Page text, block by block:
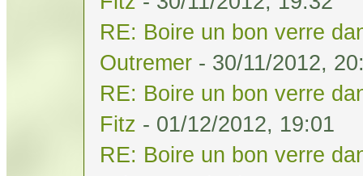
RE: Boire un bon verre
Outremer - 30/11/2012,
RE: Boire un bon verre
Fitz - 01/12/2012, 19:01
RE: Boire un bon verre